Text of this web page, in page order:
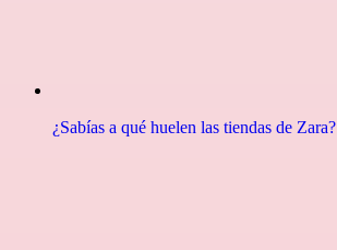
¿Sabías a qué huelen las tiendas de Zara?